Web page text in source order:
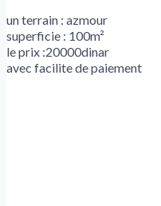
un terrain : azmour
superficie : 100m²
le prix :20000dinar
avec facilite de paiement